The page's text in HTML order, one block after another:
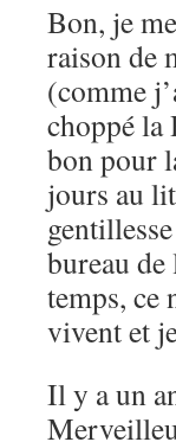
Bon, je
raison de
(comme
choppé
bon pour
jours au
bureau
temps, ce
vivent et
Il y a un